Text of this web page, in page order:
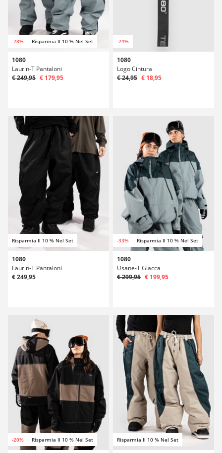
-28% Risparmia Il 10 % Nel Set
1080
Laurin-T Pantaloni
€ 249,95 € 179,95
-24%
1080
Logo Cintura
€ 24,95 € 18,95
Risparmia Il 10 % Nel Set
1080
Laurin-T Pantaloni
€ 249,95
-33% Risparmia Il 10 % Nel Set
1080
Usane-T Giacca
€ 299,95 € 199,95
-20% Risparmia Il 10 % Nel Set Risparmia Il 10 % Nel Set